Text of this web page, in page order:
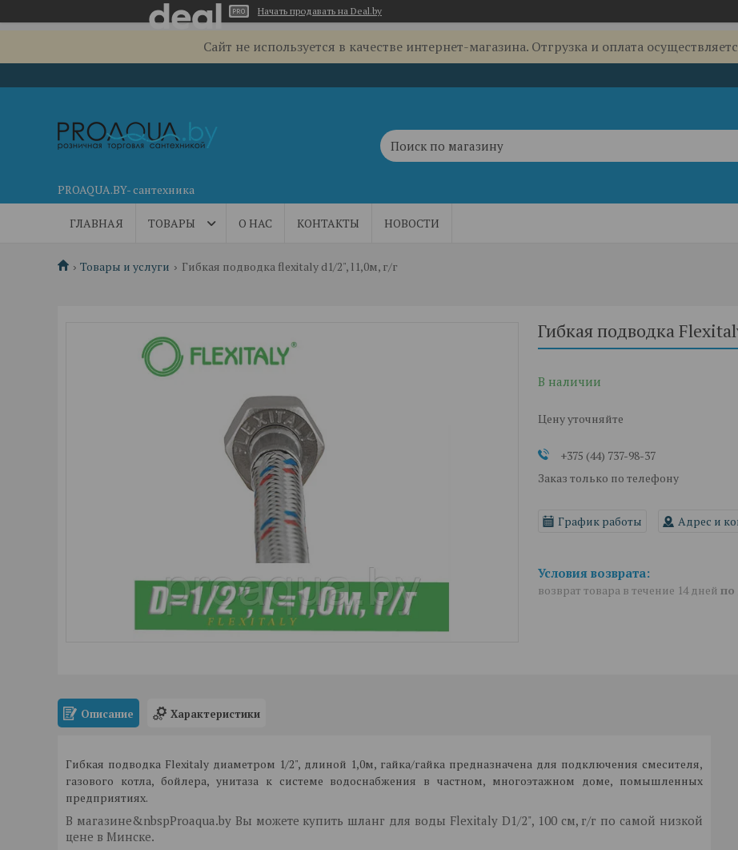
Начать продавать на Deal.by
Сайт не используется в качестве интернет-магазина. Отгрузка и оплата
PROAQUA.BY- сантехника
ГЛАВНАЯ ТОВАРЫ О НАС КОНТАКТЫ НОВОСТИ
Товары и услуги Гибкая подводка flexitaly d1/2", l1,0м, г/г
Гибкая подводка
В наличии
Цену уточняйте
+375 (44) 737-98-37
Заказ только по телефону
График работы Адрес и
возврат товара в течение 14 дней по
Описание Характеристики
Гибкая подводка Flexitaly диаметром 1/2", длиной 1,0м, гайка/гайка предназначена для подключения смесителя,
газового котла, бойлера, унитаза к системе водоснабжения в частном, многоэтажном доме, помышленных
предприятиях.
В магазине&nbspProaqua.by Вы можете купить шланг для воды Flexitaly D1/2", 100 см, г/г по самой низкой
цене в Минске.